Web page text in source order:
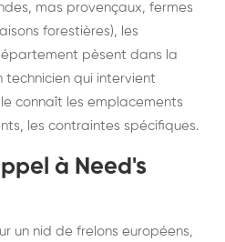
mas provençaux, fermes
forestières), les
pèsent dans la
qui intervient
connaît les emplacements
les contraintes spécifiques.
à Need's
un nid de frelons européens,